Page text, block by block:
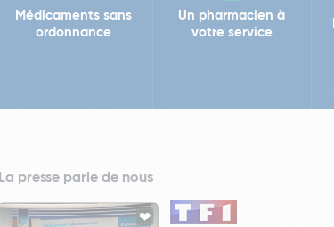
Médicaments sans
ordonnance
Un pharmacien à
votre service
La presse parle de nous